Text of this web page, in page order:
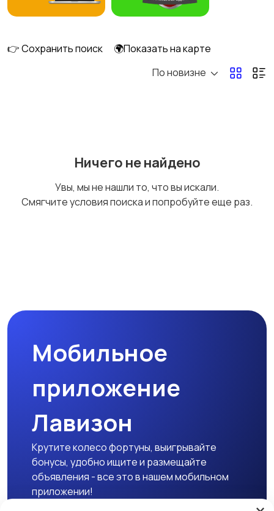
👉 Сохранить поиск
🌍Показать на карте
По новизне
Ничего не найдено
Увы, мы не нашли то, что вы искали.
Смягчите условия поиска и попробуйте еще раз.
Мобильное
приложение
Лавизон
Крутите колесо фортуны, выигрывайте
бонусы, удобно ищите и размещайте
объявления - все это в нашем мобильном
приложении!